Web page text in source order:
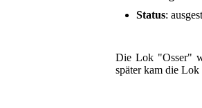
Status:
Die Lok "Osser"
später kam die